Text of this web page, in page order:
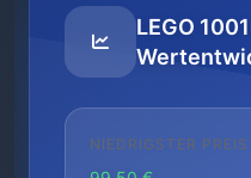
LEGO
NIEDRIGSTER PREIS